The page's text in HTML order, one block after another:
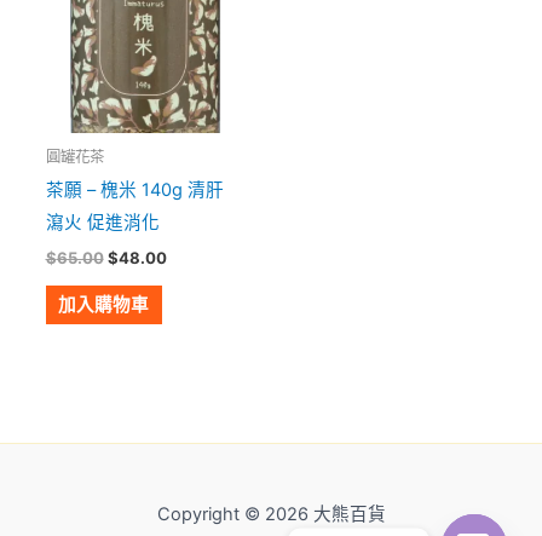
圓罐花茶
茶願 – 槐米 140g 清肝
瀉火 促進消化
$65.00 $48.00
加入購物車
Copyright © 2026 大熊百貨